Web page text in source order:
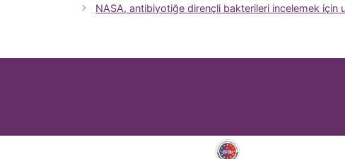
NASA, antibiyotiğe dirençli bakterileri incelemek için